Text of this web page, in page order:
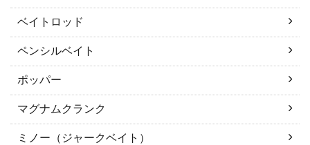
ベイトロッド
ペンシルベイト
ポッパー
マグナムクランク
ミノー（ジャークベイト）